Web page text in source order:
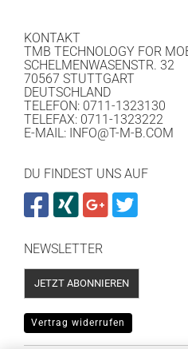
KONTAKT
TMB TECHNOLOGY FOR
SCHELMENWASENSTR. 32
70567 STUTTGART
DEUTSCHLAND
TELEFON: 0711-1323130
TELEFAX: 0711-1323222
E-MAIL: INFO@T-M-B.COM
DU FINDEST UNS AUF
NEWSLETTER
JETZT ABONNIEREN
Vertrag widerrufen